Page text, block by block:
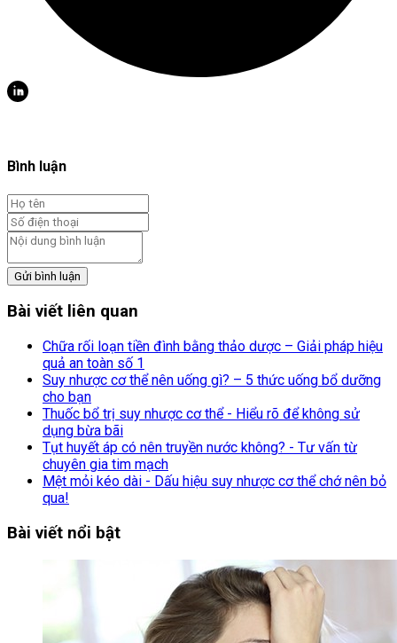
Bình luận
Gửi bình luận
Bài viết liên quan
Chữa rối loạn tiền đình bằng thảo dược – Giải pháp hiệu
quả an toàn số 1
Suy nhược cơ thể nên uống gì? – 5 thức uống bổ dưỡng
cho bạn
Thuốc bổ trị suy nhược cơ thể - Hiểu rõ để không sử
dụng bừa bãi
Tụt huyết áp có nên truyền nước không? - Tư vấn từ
chuyên gia tim mạch
Mệt mỏi kéo dài - Dấu hiệu suy nhược cơ thể chớ nên bỏ
qua!
Bài viết nổi bật